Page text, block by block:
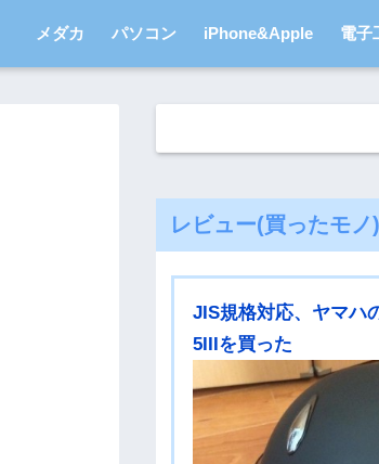
メダカ パソコン iPhone&Apple 電子
レビュー(買ったモノ)
JIS規格対応、ヤマハ
5IIIを買った